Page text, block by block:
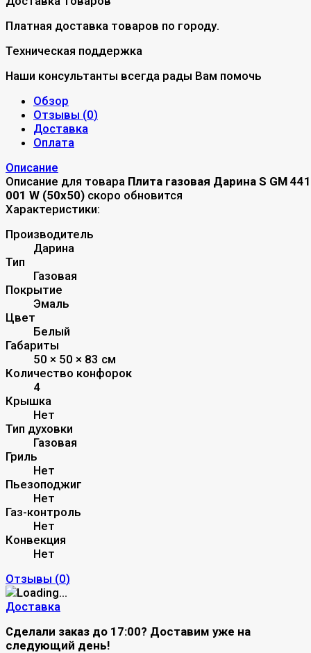
Платная доставка товаров по городу.
Техническая поддержка
Наши консультанты всегда рады Вам помочь
Обзор
Отзывы (0)
Доставка
Оплата
Описание
Описание для товара Плита газовая Дарина S GM 441
001 W (50х50) скоро обновится
Характеристики:
Производитель
Дарина
Тип
Газовая
Покрытие
Эмаль
Цвет
Белый
Габариты
50 × 50 × 83 см
Количество конфорок
4
Крышка
Нет
Тип духовки
Газовая
Гриль
Нет
Пьезоподжиг
Нет
Газ-контроль
Нет
Конвекция
Нет
Отзывы (0)
Доставка
Сделали заказ до 17:00? Доставим уже на
следующий день!